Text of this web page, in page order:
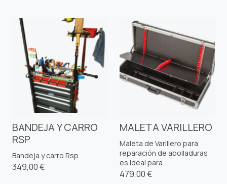
BANDEJA Y CARRO
RSP
Bandeja y carro Rsp
349,00 €
MALETA VARILLERO
Maleta de Varillero para
reparación de abolladuras
es ideal para ...
479,00 €